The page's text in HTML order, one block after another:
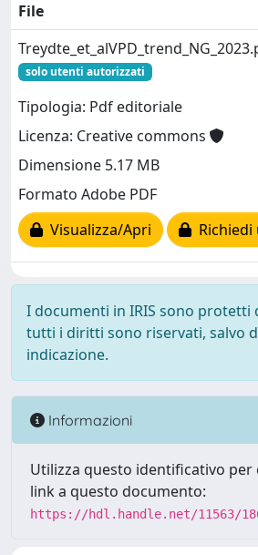
File
solo utenti autorizzati
Tipologia: Pdf editoriale
Licenza: Creative commons
Dimensione 5.17 MB
Formato Adobe PDF
Visualizza/Apri
Richiedi
I documenti in IRIS sono protetti
tutti i diritti sono riservati, salvo
indicazione.
Informazioni
Utilizza questo identificativo per
link a questo documento:
https://hdl.handle.net/11563/